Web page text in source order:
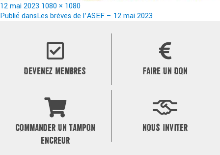
Publié
le
12 mai 2023 Taille
réelle
1080 × 1080
Navigation
Publié dansLes brèves de l’ASEF – 12 mai 2023
DEVENEZ MEMBRES FAIRE UN DON
COMMANDER UN TAMPON
ENCREUR
NOUS INVITER